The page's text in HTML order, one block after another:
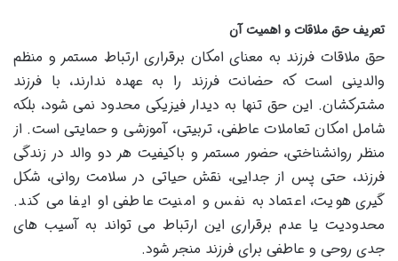
تعریف حق ملاقات و اهمیت آن
حق ملاقات فرزند به معنای امکان برقراری ارتباط مستمر و منظم
والدینی است که حضانت فرزند را به عهده ندارند، با فرزند
مشترکشان. این حق تنها به دیدار فیزیکی محدود نمی شود، بلکه
شامل امکان تعاملات عاطفی، تربیتی، آموزشی و حمایتی است. از
منظر روانشناختی، حضور مستمر و باکیفیت هر دو والد در زندگی
فرزند، حتی پس از جدایی، نقش حیاتی در سلامت روانی، شکل
گیری هویت، اعتماد به نفس و امنیت عاطفی او ایفا می کند.
محدودیت یا عدم برقراری این ارتباط می تواند به آسیب های
جدی روحی و عاطفی برای فرزند منجر شود.